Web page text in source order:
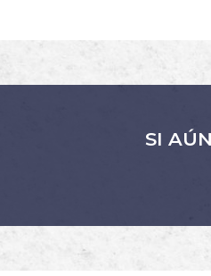
SI